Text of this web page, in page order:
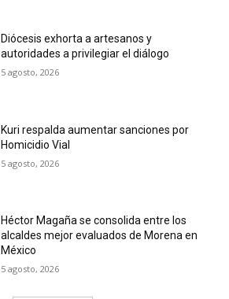
Diócesis exhorta a artesanos y
autoridades a privilegiar el diálogo
5 agosto, 2026
Kuri respalda aumentar sanciones por
Homicidio Vial
5 agosto, 2026
Héctor Magaña se consolida entre los
alcaldes mejor evaluados de Morena en
México
5 agosto, 2026